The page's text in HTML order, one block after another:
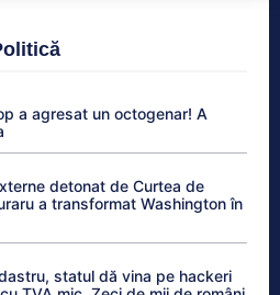
a agresat un octogenar! A
detonat de Curtea de
a transformat Washington în
statul dă vina pe hackeri